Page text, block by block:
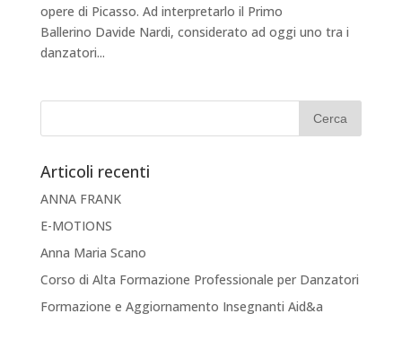
opere di Picasso. Ad interpretarlo il Primo
Ballerino Davide Nardi, considerato ad oggi uno tra i
danzatori...
Articoli recenti
ANNA FRANK
E-MOTIONS
Anna Maria Scano
Corso di Alta Formazione Professionale per Danzatori
Formazione e Aggiornamento Insegnanti Aid&a